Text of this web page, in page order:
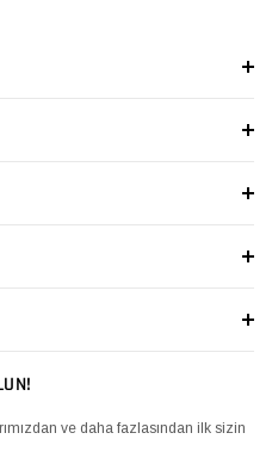
ve daha fazlasından ilk sizin